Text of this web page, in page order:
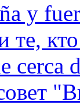
y
те,
cerca